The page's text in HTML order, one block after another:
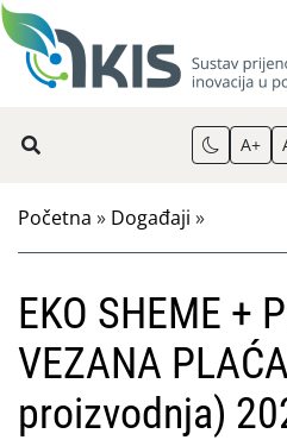
A+
Početna » Događaji »
EKO SHEME +
VEZANA
proizvodnja)